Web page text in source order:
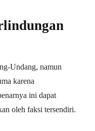
Undang, namun
karena
ini dapat
oleh faksi tersendiri.